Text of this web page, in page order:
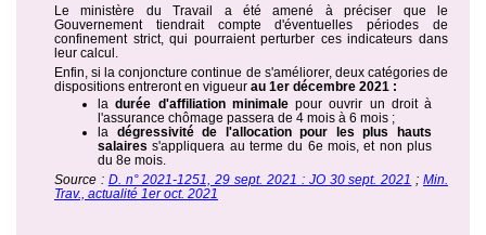
Le ministère du Travail a été amené à préciser que le
Gouvernement tiendrait compte d'éventuelles périodes de
confinement strict, qui pourraient perturber ces indicateurs dans
leur calcul.
Enfin, si la conjoncture continue de s'améliorer, deux catégories de
dispositions entreront en vigueur au 1er décembre 2021 :
ladurée d'affiliation minimalepour ouvrir un droit à
l'assurance chômage passera de 4 mois à 6 mois ;
la dégressivité de l'allocation pour les plus hauts
salaires s'appliquera au terme du 6e mois, et non plus
du 8e mois.
Source : D. n° 2021-1251, 29 sept. 2021 : JO 30 sept. 2021 ;Min.
Trav., actualité 1er oct. 2021